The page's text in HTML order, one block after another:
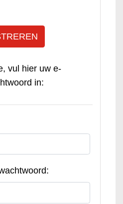
vul hier uw e-
in: